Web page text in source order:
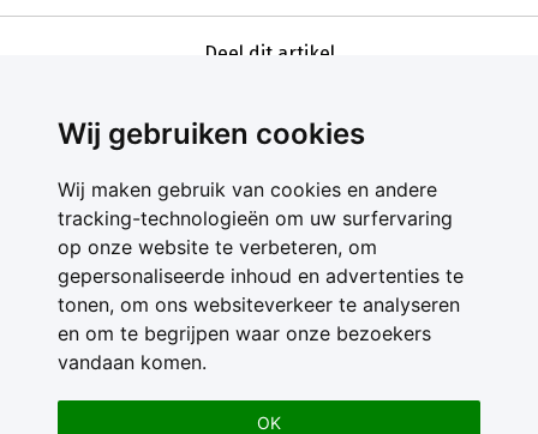
Wij gebruiken cookies
Wij maken gebruik van cookies en andere
tracking-technologieën om uw surfervaring
op onze website te verbeteren, om
gepersonaliseerde inhoud en advertenties te
tonen, om ons websiteverkeer te analyseren
en om te begrijpen waar onze bezoekers
vandaan komen.
OK
Deel dit artikel
Contact
Feedback
Nieuwsbrief
Adverteren
Gebruikersvoorwaarden
Privacy Statement